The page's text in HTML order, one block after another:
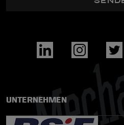
UNTERNEHMEN